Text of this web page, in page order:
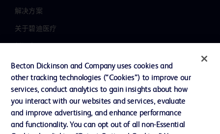
解决方案
关于碧迪医疗
职业发展
联系我们
主动召回
Becton Dickinson and Company uses cookies and
other tracking technologies (“Cookies”) to improve our
services, conduct analytics to gain insights about how
you interact with our websites and services, evaluate
and improve advertising, and enhance performance
and functionality. You can opt out of all non-Essential